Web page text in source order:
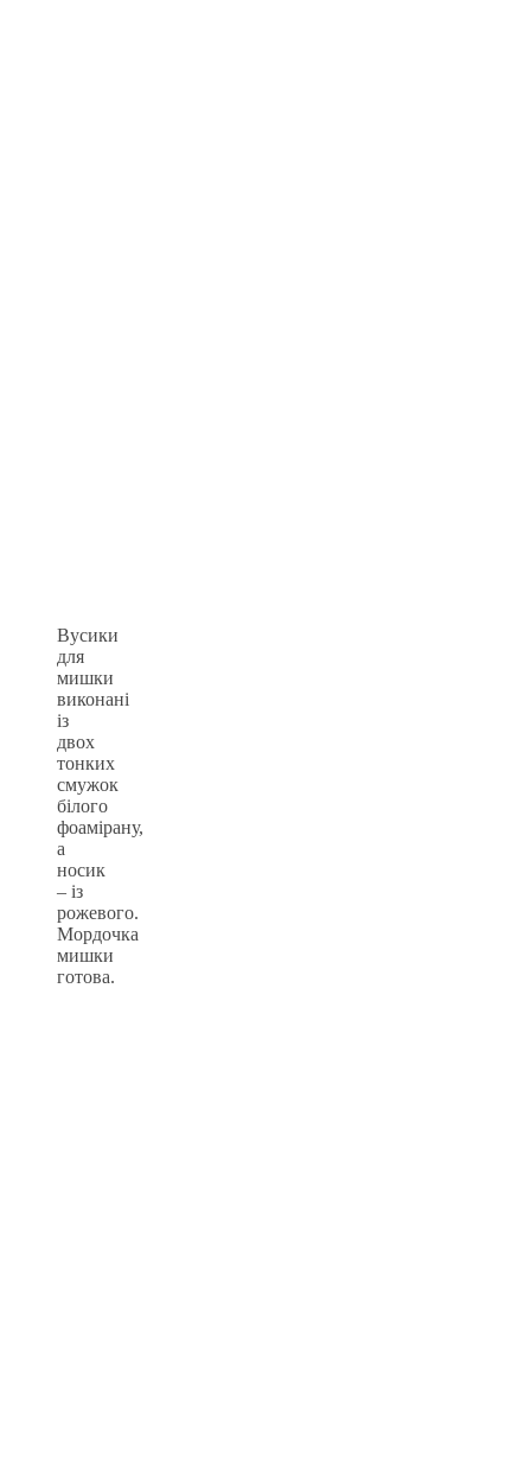
Вусики
для
мишки
виконані
із
двох
тонких
смужок
білого
фоамірану,
а
носик
– із
рожевого.
Мордочка
мишки
готова.